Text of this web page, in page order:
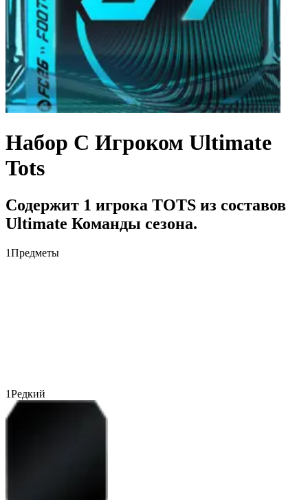
Набор С Игроком Ultimate
Tots
Содержит 1 игрока TOTS из составов
Ultimate Команды сезона.
1Предметы
1Редкий